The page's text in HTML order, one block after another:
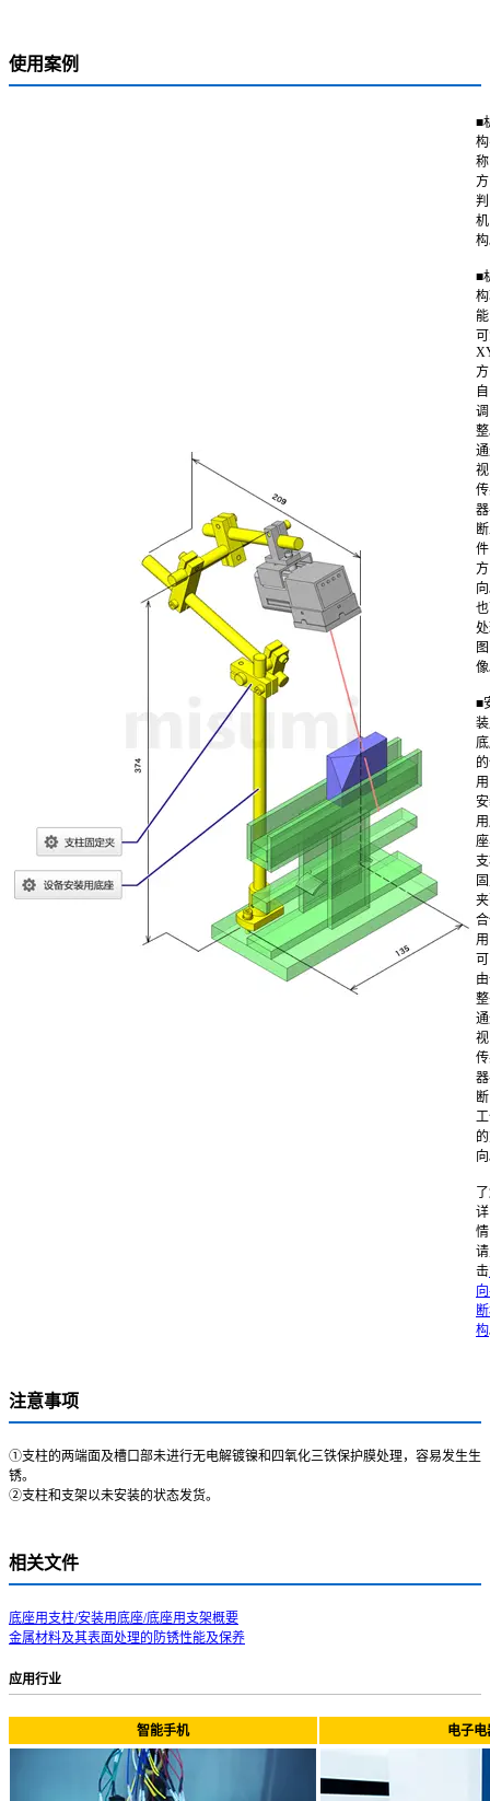
使用案例
■
称
机
■
能
调
方
图
■
用
断
详
击
构
注意事项
①支柱的两端面及槽口部未进行无电解镀镍和四氧化三铁保护膜处理，容易发生生
锈。
②支柱和支架以未安装的状态发货。
相关文件
底座用支柱/安装用底座/底座用支架概要
金属材料及其表面处理的防锈性能及保养
应用行业
智能手机 电子电